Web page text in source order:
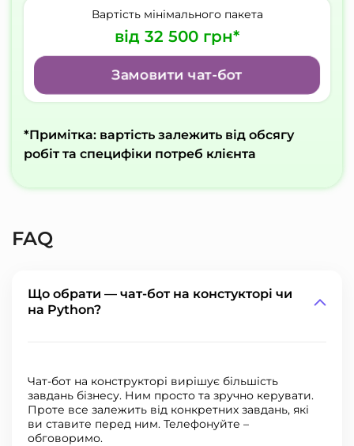
Вартість мінімального пакета
від 32 500 грн*
Замовити чат-бот
*Примітка: вартість залежить від обсягу
робіт та специфіки потреб клієнта
FAQ
Що обрати — чат-бот на констукторі чи
на Python?
Чат-бот на конструкторі вирішує більшість
завдань бізнесу. Ним просто та зручно керувати.
Проте все залежить від конкретних завдань, які
ви ставите перед ним. Телефонуйте –
обговоримо.